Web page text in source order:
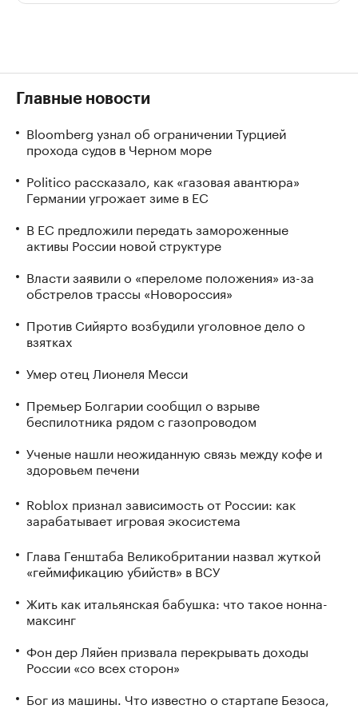
Главные новости
Bloomberg узнал об ограничении Турцией
прохода судов в Черном море
Politico рассказало, как «газовая авантюра»
Германии угрожает зиме в ЕС
В ЕС предложили передать замороженные
активы России новой структуре
Власти заявили о «переломе положения» из-за
обстрелов трассы «Новороссия»
Против Сийярто возбудили уголовное дело о
взятках
Умер отец Лионеля Месси
Премьер Болгарии сообщил о взрыве
беспилотника рядом с газопроводом
Ученые нашли неожиданную связь между кофе и
здоровьем печени
Roblox признал зависимость от России: как
зарабатывает игровая экосистема
Глава Генштаба Великобритании назвал жуткой
«геймификацию убийств» в ВСУ
Жить как итальянская бабушка: что такое нонна-
максинг
Фон дер Ляйен призвала перекрывать доходы
России «со всех сторон»
Бог из машины. Что известно о стартапе Безоса,